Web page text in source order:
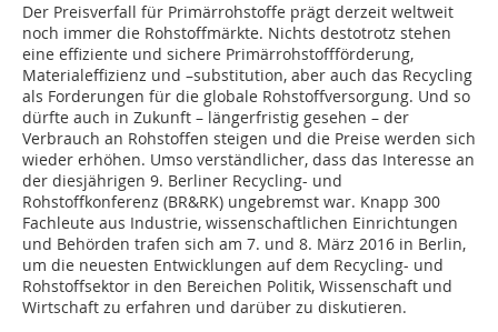
Der Preisverfall für Primärrohstoffe prägt derzeit weltweit
noch immer die Rohstoffmärkte. Nichts destotrotz stehen
eine effiziente und sichere Primärrohstoffförderung,
Materialeffizienz und –substitution, aber auch das Recycling
als Forderungen für die globale Rohstoffversorgung. Und so
dürfte auch in Zukunft – längerfristig gesehen – der
Verbrauch an Rohstoffen steigen und die Preise werden sich
wieder erhöhen. Umso verständlicher, dass das Interesse an
der diesjährigen 9. Berliner Recycling- und
Rohstoffkonferenz (BR&RK) ungebremst war. Knapp 300
Fachleute aus Industrie, wissenschaftlichen Einrichtungen
und Behörden trafen sich am 7. und 8. März 2016 in Berlin,
um die neuesten Entwicklungen auf dem Recycling- und
Rohstoffsektor in den Bereichen Politik, Wissenschaft und
Wirtschaft zu erfahren und darüber zu diskutieren.